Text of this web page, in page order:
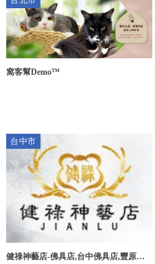
窩客幫Demo™
台中市
健祿神藝店-佛具店,台中佛具店,豐原佛